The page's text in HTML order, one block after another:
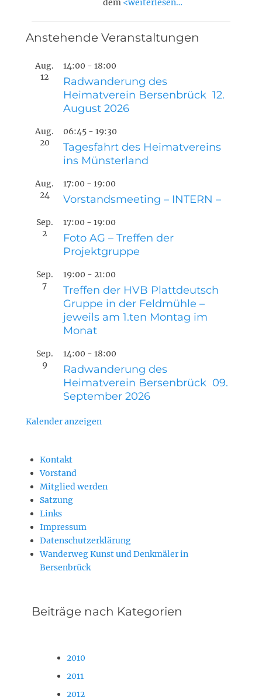
dem <weiterlesen…
Anstehende Veranstaltungen
Aug.
12
14:00 - 18:00
Radwanderung des
Heimatverein Bersenbrück 12.
August 2026
Aug.
20
06:45 - 19:30
Tagesfahrt des Heimatvereins
ins Münsterland
Aug.
24
17:00 - 19:00
Vorstandsmeeting – INTERN –
Sep.
2
17:00 - 19:00
Foto AG – Treffen der
Projektgruppe
Sep.
7
19:00 - 21:00
Treffen der HVB Plattdeutsch
Gruppe in der Feldmühle –
jeweils am 1.ten Montag im
Monat
Sep.
9
14:00 - 18:00
Radwanderung des
Heimatverein Bersenbrück 09.
September 2026
Kalender anzeigen
Kontakt
Vorstand
Mitglied werden
Satzung
Links
Impressum
Datenschutzerklärung
Wanderweg Kunst und Denkmäler in
Bersenbrück
Beiträge nach Kategorien
2010
2011
2012